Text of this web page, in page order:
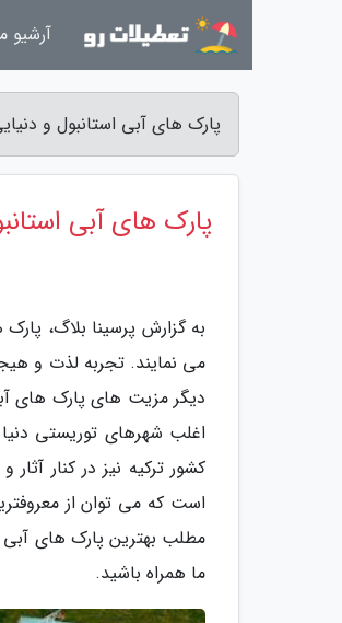
پارک های آبی استانبول و
پارک های آبی
به گزارش پرسینا بلاگ،
می نمایند. تجربه لذت و
دیگر مزیت های پارک های
اغلب شهرهای توریستی
کشور ترکیه نیز در کنار
است که می توان از
مطلب بهترین پارک های آبی
ما همراه باشید.
آرشیو